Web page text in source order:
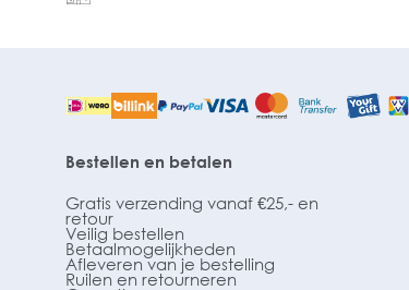
Bestellen en betalen
Gratis verzending vanaf €25,- en
retour
Veilig bestellen
Betaalmogelijkheden
Afleveren van je bestelling
Ruilen en retourneren